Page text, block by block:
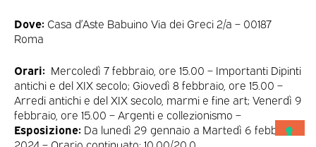
Dove: Casa d’Aste Babuino Via dei Greci 2/a – 00187
Roma
Orari: Mercoledì 7 febbraio, ore 15.00 – Importanti Dipinti
antichi e del XIX secolo; Giovedì 8 febbraio, ore 15.00 –
Arredi antichi e del XIX secolo, marmi e fine art; Venerdì 9
febbraio, ore 15.00 – Argenti e collezionismo –
Esposizione: Da lunedì 29 gennaio a Martedì 6 febbraio